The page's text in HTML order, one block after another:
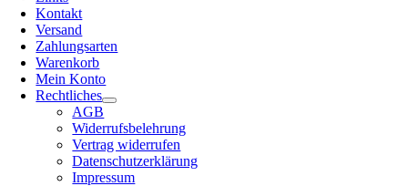
Kontakt
Versand
Zahlungsarten
Warenkorb
Mein Konto
Rechtliches
AGB
Widerrufsbelehrung
Vertrag widerrufen
Datenschutzerklärung
Impressum